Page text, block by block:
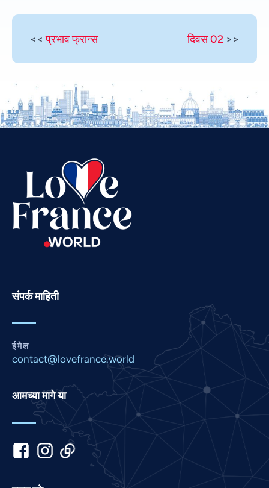
<<प्रभाव फ्रान्स दिवस 02 >>
संपर्क माहिती
ईमेल
contact@lovefrance.world
आमच्या मागे या
Italian
Japanese
Kannada
Korean
Malay
Nepali
Tamil
Telugu
Thai